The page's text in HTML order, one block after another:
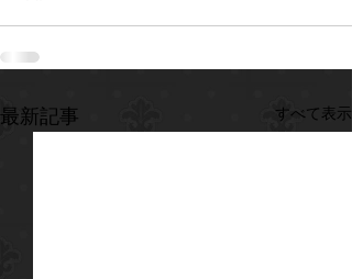
最新記事 すべて表示